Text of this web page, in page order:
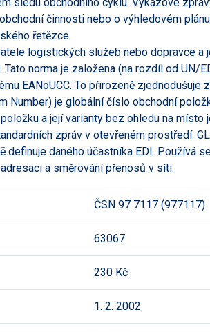
činnosti nebo o výhledovém
řetězce.
logistických služeb nebo dopravce a
norma je založena (na rozdíl od UN/
EANoUCC. To přirozeně zjednodušuje
Number) je globální číslo obchodní
a její varianty bez ohledu na místo
zpráv v otevřeném prostředí.
definuje daného účastníka EDI. Používá
a směrování přenosů v síti.
ČSN 97 7117 (977117)
63067
230 Kč
1. 2. 2002